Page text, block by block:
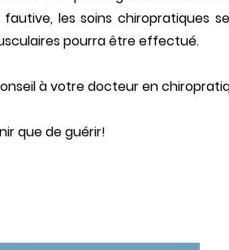
les soins chiropratiques
pourra être effectué.
à votre docteur en
que de guérir!